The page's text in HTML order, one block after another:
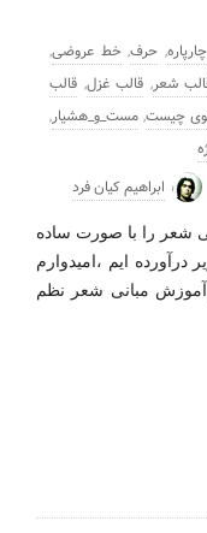
چارپاره, حرف,خط عروضی,
شعر, قالب غزل, قالب
چیست, مست_و_هشیار,
ابراهیم کیان فرد
شعر را با صورت ساده
ایم ،امیدوارم
مبانی شعر نظم